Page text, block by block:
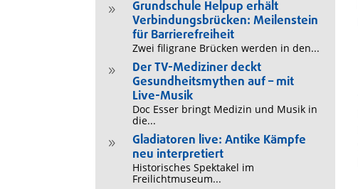
9
Grundschule Helpup erhält
Verbindungsbrücken: Meilenstein
für Barrierefreiheit
Zwei filigrane Brücken werden in den...
9
Der TV-Mediziner deckt
Gesundheitsmythen auf – mit
Live-Musik
Doc Esser bringt Medizin und Musik in
die...
9
Gladiatoren live: Antike Kämpfe
neu interpretiert
Historisches Spektakel im
Freilichtmuseum...